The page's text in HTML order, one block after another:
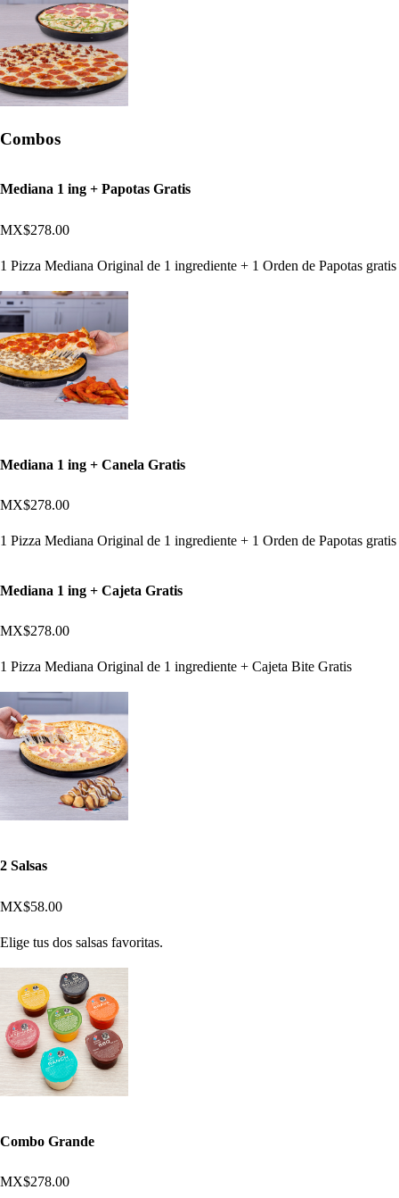
Combos
Mediana 1 ing + Papotas Gratis
MX$278.00
1 Pizza Mediana Original de 1 ingrediente + 1 Orden de Papotas gratis
Mediana 1 ing + Canela Gratis
MX$278.00
1 Pizza Mediana Original de 1 ingrediente + 1 Orden de Papotas gratis
Mediana 1 ing + Cajeta Gratis
MX$278.00
1 Pizza Mediana Original de 1 ingrediente + Cajeta Bite Gratis
2 Salsas
MX$58.00
Elige tus dos salsas favoritas.
Combo Grande
MX$278.00